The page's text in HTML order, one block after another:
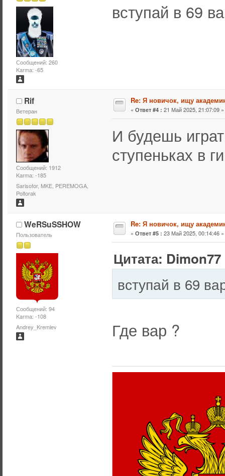
Сообщений: 260
Karma: -65
вступай в 69
Rif
Ветеран
Сообщений: 1912
Karma: -185
Sarisofor, MKE, PEREMOGA,
Poltorak
Re: Я новичок, ищу
« Ответ #4 : 21 Май 2025, 21:07:09 »
И будешь
ступеньках в
WeRSuSSHOW
Пользователь
Сообщений: 94
Karma: -108
Andrey_Kremlev
Re: Я новичок, ищу
« Ответ #5 : 23 Май 2025, 00:14:46 »
Цитата:
вступай в 69
Где вар ?